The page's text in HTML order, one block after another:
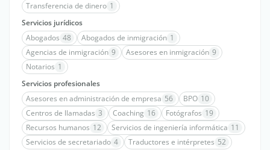
Transferencia de dinero 1
Servicios jurídicos
Abogados 48 Abogados de inmigración 1
Agencias de inmigración 9 Asesores en inmigración 9
Notarios 1
Servicios profesionales
Asesores en administración de empresa 56 BPO 10
Centros de llamadas 3 Coaching 16 Fotógrafos 19
Recursos humanos 12 Servicios de ingeniería informática 11
Servicios de secretariado 4 Traductores e intérpretes 52